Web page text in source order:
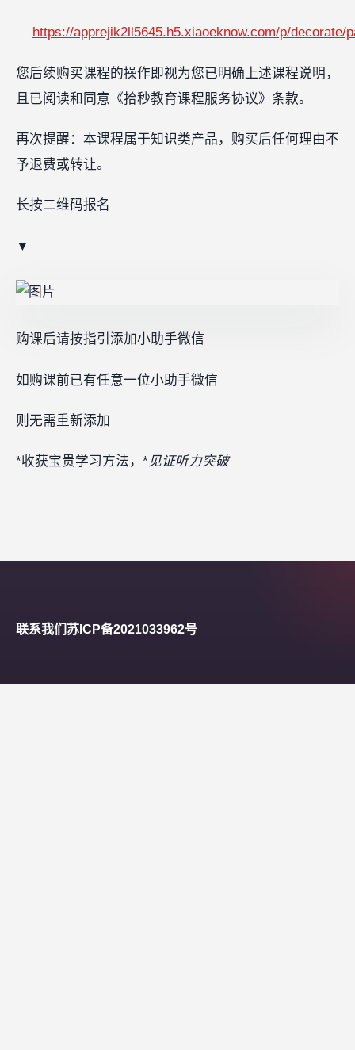
https://apprejik2ll5645.h5.xiaoeknow.com/p/decorate/
您后续购买课程的操作即视为您已明确上述课程说明，
且已阅读和同意《拾秒教育课程服务协议》条款。
再次提醒：本课程属于知识类产品，购买后任何理由不
予退费或转让。
长按二维码报名
▼
购课后请按指引添加小助手微信
如购课前已有任意一位小助手微信
则无需重新添加
*收获宝贵学习方法，*见证听力突破
联系我们 苏ICP备2021033962号